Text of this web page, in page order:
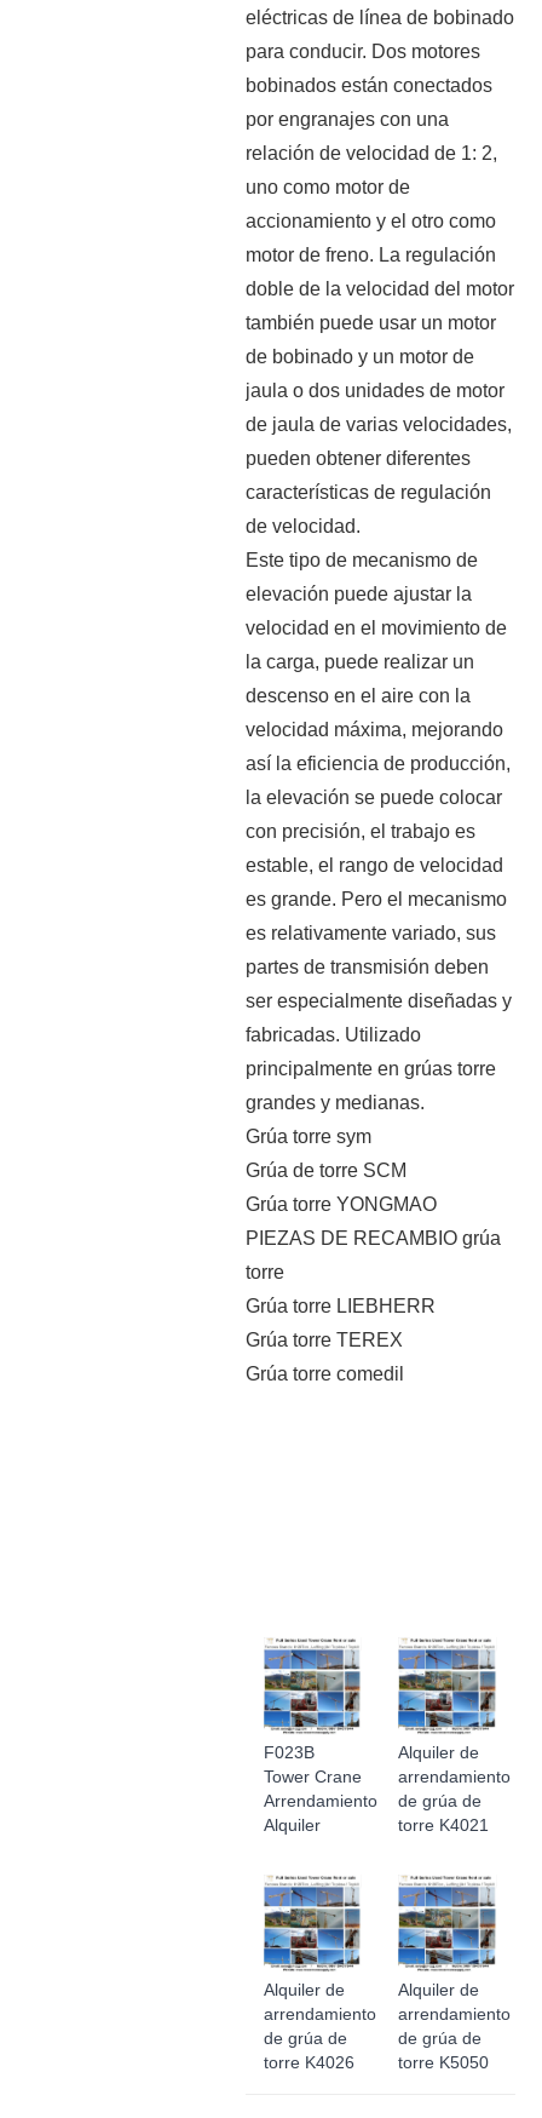
eléctricas de línea de bobinado
para conducir. Dos motores
bobinados están conectados
por engranajes con una
relación de velocidad de 1: 2,
uno como motor de
accionamiento y el otro como
motor de freno. La regulación
doble de la velocidad del motor
también puede usar un motor
de bobinado y un motor de
jaula o dos unidades de motor
de jaula de varias velocidades,
pueden obtener diferentes
características de regulación
de velocidad.
Este tipo de mecanismo de
elevación puede ajustar la
velocidad en el movimiento de
la carga, puede realizar un
descenso en el aire con la
velocidad máxima, mejorando
así la eficiencia de producción,
la elevación se puede colocar
con precisión, el trabajo es
estable, el rango de velocidad
es grande. Pero el mecanismo
es relativamente variado, sus
partes de transmisión deben
ser especialmente diseñadas y
fabricadas. Utilizado
principalmente en grúas torre
grandes y medianas.
Grúa torre sym
Grúa de torre SCM
Grúa torre YONGMAO
PIEZAS DE RECAMBIO grúa
torre
Grúa torre LIEBHERR
Grúa torre TEREX
Grúa torre comedil
F023B
Tower Crane
Arrendamiento
Alquiler
Alquiler de
arrendamiento
de grúa de
torre K4021
Alquiler de
arrendamiento
de grúa de
torre K4026
Alquiler de
arrendamiento
de grúa de
torre K5050